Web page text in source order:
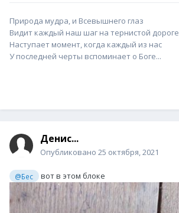
Природа мудра, и Всевышнего глаз
Видит каждый наш шаг на тернистой дороге
Наступает момент, когда каждый из нас
У последней черты вспоминает о Боге...
Денис...
Опубликовано 25 октября, 2021
@Бес вот в этом блоке